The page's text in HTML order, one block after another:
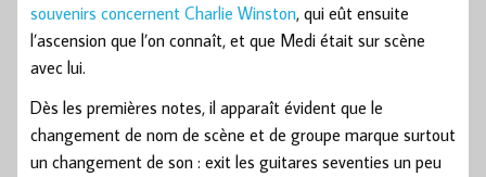
souvenirs concernent Charlie Winston, qui eût ensuite
l’ascension que l’on connaît, et que Medi était sur scène
avec lui.
Dès les premières notes, il apparaît évident que le
changement de nom de scène et de groupe marque surtout
un changement de son : exit les guitares seventies un peu